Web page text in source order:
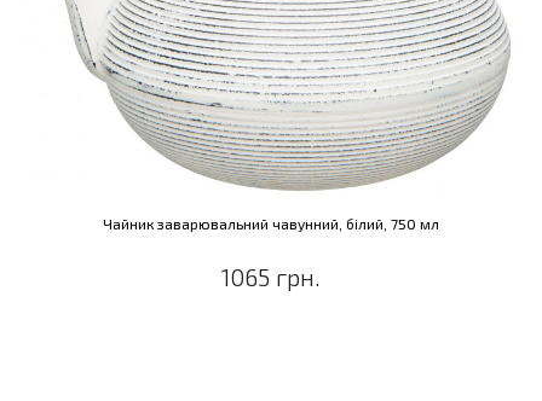
Чайник заварювальний чавунний, білий, 750 мл
1065 грн.